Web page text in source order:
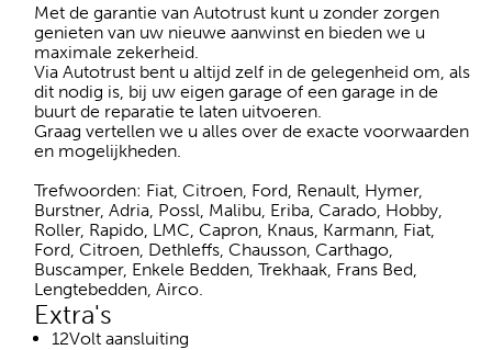
Met de garantie van Autotrust kunt u zonder zorgen
genieten van uw nieuwe aanwinst en bieden we u
maximale zekerheid.
Via Autotrust bent u altijd zelf in de gelegenheid om, als
dit nodig is, bij uw eigen garage of een garage in de
buurt de reparatie te laten uitvoeren.
Graag vertellen we u alles over de exacte voorwaarden
en mogelijkheden.
Trefwoorden: Fiat, Citroen, Ford, Renault, Hymer,
Burstner, Adria, Possl, Malibu, Eriba, Carado, Hobby,
Roller, Rapido, LMC, Capron, Knaus, Karmann, Fiat,
Ford, Citroen, Dethleffs, Chausson, Carthago,
Buscamper, Enkele Bedden, Trekhaak, Frans Bed,
Lengtebedden, Airco.
Extra's
12Volt aansluiting